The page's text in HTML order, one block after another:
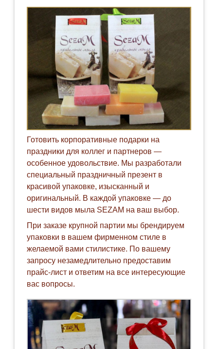
Готовить корпоративные подарки на
праздники для коллег и партнеров —
особенное удовольствие. Мы разработали
специальный праздничный презент в
красивой упаковке, изысканный и
оригинальный. В каждой упаковке — до
шести видов мыла SEZAM на ваш выбор.
При заказе крупной партии мы брендируем
упаковки в вашем фирменном стиле в
желаемой вами стилистике. По вашему
запросу незамедлительно предоставим
прайс-лист и ответим на все интересующие
вас вопросы.